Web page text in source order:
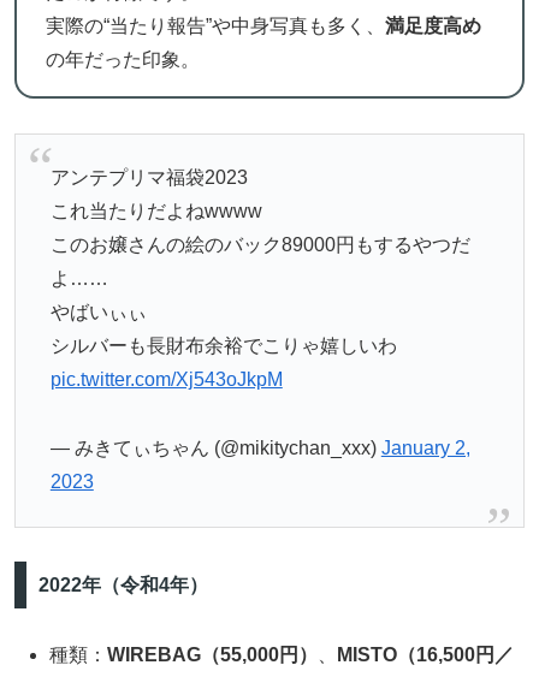
実際の“当たり報告”や中身写真も多く、 満足度高め
の年だった印象。
アンテプリマ福袋2023
これ当たりだよねwwww
このお嬢さんの絵のバック89000円もするやつだ
よ……
やばいぃぃ
シルバーも長財布余裕でこりゃ嬉しいわ
pic.twitter.com/Xj543oJkpM
— みきてぃちゃん (@mikitychan_xxx) January 2,
2023
2022年（令和4年）
種類：WIREBAG（55,000円） 、
MISTO（16,500円／